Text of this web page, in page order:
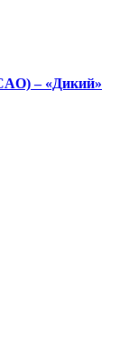
– «Дикий»